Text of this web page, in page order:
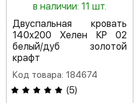
в наличии: 11 шт.
Двуспальная кровать
140х200 Хелен КР 02
белый/дуб золотой
крафт
Код товара: 184674
(5)